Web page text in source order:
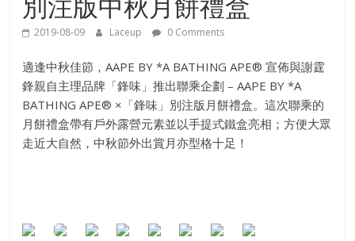
2019-08-09 Laceup 0 Comments
適逢中秋佳節，AAPE BY *A BATHING APE® 宣佈與謝霆
鋒親自主理品牌「鋒味」推出聯乘企劃 – AAPE BY *A
BATHING APE® ×「鋒味」別注版月餅禮盒。這次聯乘的
月餅禮盒帶有戶外露營元素並以手提式鐵盒亮相；方便大眾
走近大自然，中秋節外出賞月亦型格十足！